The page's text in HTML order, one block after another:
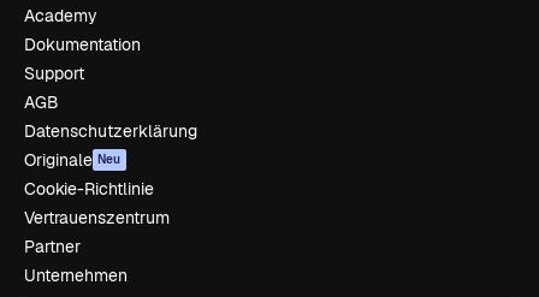
Academy
Dokumentation
Support
AGB
Datenschutzerklärung
Originale Neu
Cookie-Richtlinie
Vertrauenszentrum
Partner
Unternehmen